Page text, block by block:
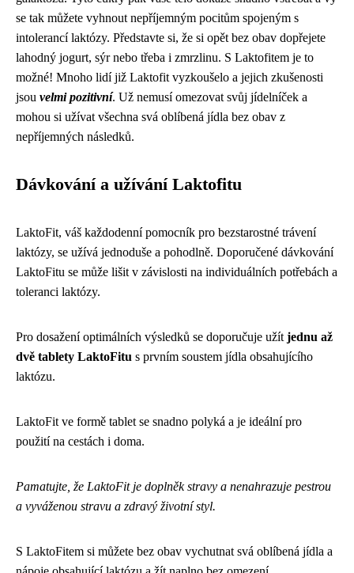
se tak můžete vyhnout nepříjemným pocitům spojeným s
intolerancí laktózy. Představte si, že si opět bez obav dopřejete
lahodný jogurt, sýr nebo třeba i zmrzlinu. S Laktofitem je to
možné! Mnoho lidí již Laktofit vyzkoušelo a jejich zkušenosti
jsou velmi pozitivní. Už nemusí omezovat svůj jídelníček a
mohou si užívat všechna svá oblíbená jídla bez obav z
nepříjemných následků.
Dávkování a užívání Laktofitu
LaktoFit, váš každodenní pomocník pro bezstarostné trávení
laktózy, se užívá jednoduše a pohodlně. Doporučené dávkování
LaktoFitu se může lišit v závislosti na individuálních potřebách a
toleranci laktózy.
Pro dosažení optimálních výsledků se doporučuje užít jednu až
dvě tablety LaktoFitu s prvním soustem jídla obsahujícího
laktózu.
LaktoFit ve formě tablet se snadno polyká a je ideální pro
použití na cestách i doma.
Pamatujte, že LaktoFit je doplněk stravy a nenahrazuje pestrou
a vyváženou stravu a zdravý životní styl.
S LaktoFitem si můžete bez obav vychutnat svá oblíbená jídla a